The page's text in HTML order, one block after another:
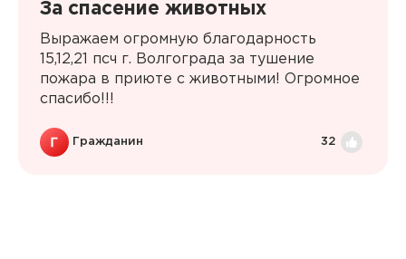
За спасение животных
Выражаем огромную благодарность
15,12,21 псч г. Волгограда за тушение
пожара в приюте с животными! Огромное
спасибо!!!
Гражданин 32